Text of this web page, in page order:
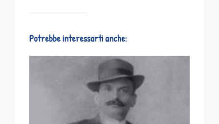
Potrebbe interessarti anche: